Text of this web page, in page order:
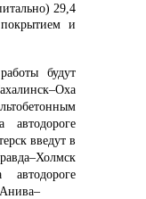
29,4
и
будут
введут в